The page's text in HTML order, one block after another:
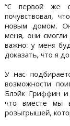
“С первой же
почувствовал,
новым домом.
меня, они
важно: у меня
доказать, что я
У нас
возможности
Блэйк Гриффин
что вместе мы
розыгрышей,